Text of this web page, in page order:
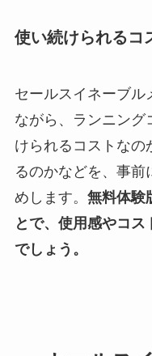
使い続けられるコ
セールスイネーブル
ながら、ランニング
けられるコストなの
るのかなどを、事前
めします。 無料体験
とで、使用感やコ
でしょう。